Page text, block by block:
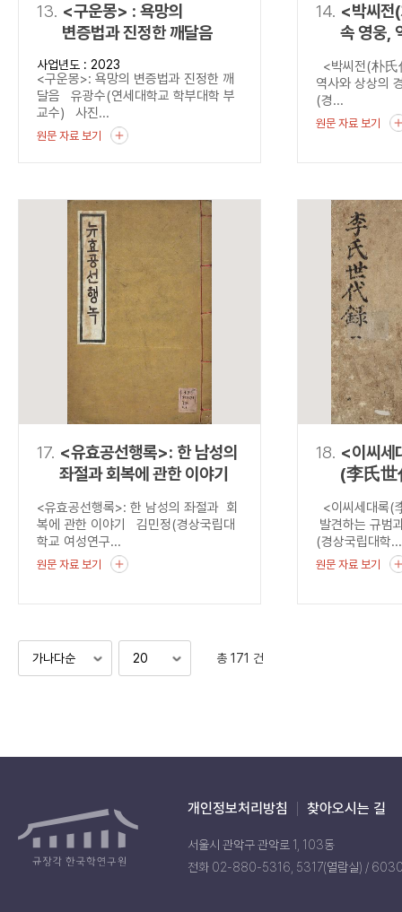
13. <구운몽> : 욕망의
변증법과 진정한 깨달음
사업년도 : 2023
<구운몽>: 욕망의 변증법과 진정한 깨
달음 유광수(연세대학교 학부대학 부
교수) 사진...
원문 자료 보기
14. <박씨
속 영웅,
경계를
<박씨전(朴
역사와 상상의
(경...
원문 자료 보기
17. <유효공선행록>: 한 남성의
좌절과 회복에 관한 이야기
<유효공선행록>: 한 남성의 좌절과 회
복에 관한 이야기 김민정(경상국립대
학교 여성연구...
원문 자료 보기
18. <이씨세
(李氏世
발견하
균열
<이씨세대록
발견하는 규범
(경상국립대학...
원문 자료 보기
총 171 건
개인정보처리방침 찾아오시는 길
서울시 관악구 관악로 1, 103동
전화 02-880-5316, 5317(열람실) /